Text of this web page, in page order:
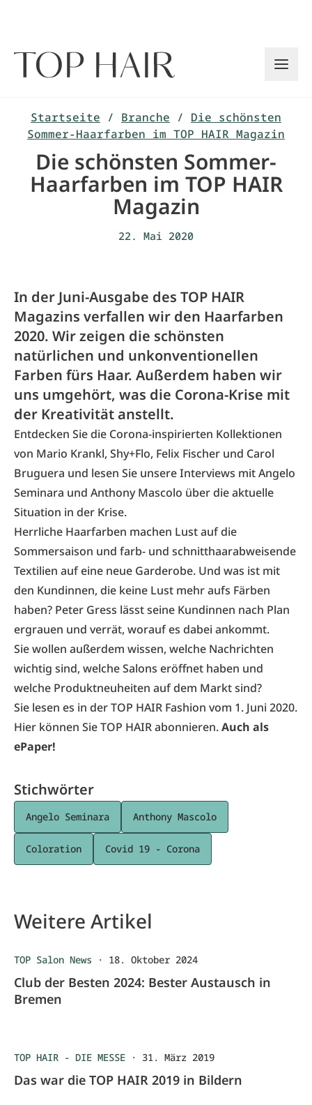
Startseite / Branche / Die schönsten
Sommer-Haarfarben im TOP HAIR Magazin
Die schönsten Sommer-
Haarfarben im TOP HAIR
Magazin
22. Mai 2020
In der Juni-Ausgabe des TOP HAIR
Magazins verfallen wir den Haarfarben
2020. Wir zeigen die schönsten
natürlichen und unkonventionellen
Farben fürs Haar. Außerdem haben wir
uns umgehört, was die Corona-Krise mit
der Kreativität anstellt.
Entdecken Sie die Corona-inspirierten Kollektionen
von Mario Krankl, Shy+Flo, Felix Fischer und Carol
Bruguera und lesen Sie unsere Interviews mit Angelo
Seminara und Anthony Mascolo über die aktuelle
Situation in der Krise.
Herrliche Haarfarben machen Lust auf die
Sommersaison und farb- und schnitthaarabweisende
Textilien auf eine neue Garderobe. Und was ist mit
den Kundinnen, die keine Lust mehr aufs Färben
haben? Peter Gress lässt seine Kundinnen nach Plan
ergrauen und verrät, worauf es dabei ankommt.
Sie wollen außerdem wissen, welche Nachrichten
wichtig sind, welche Salons eröffnet haben und
welche Produktneuheiten auf dem Markt sind?
Sie lesen es in der TOP HAIR Fashion vom 1. Juni 2020.
Hier können Sie TOP HAIR abonnieren.Auch als
ePaper!
Stichwörter
Angelo Seminara Anthony Mascolo
Coloration Covid 19 - Corona
Weitere Artikel
TOP Salon News · 18. Oktober 2024
Club der Besten 2024: Bester Austausch in
Bremen
TOP HAIR - DIE MESSE · 31. März 2019
Das war die TOP HAIR 2019 in Bildern